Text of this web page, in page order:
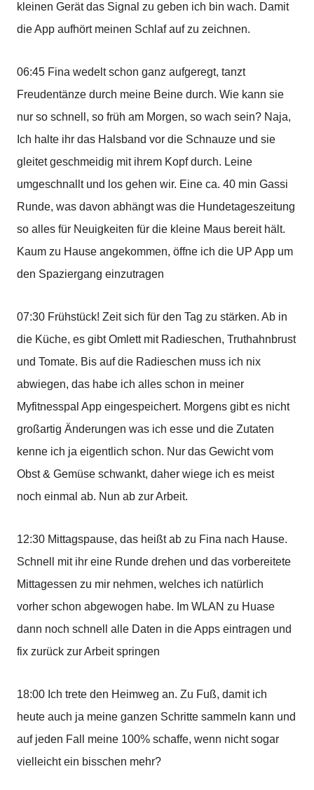
kleinen Gerät das Signal zu geben ich bin wach. Damit
die App aufhört meinen Schlaf auf zu zeichnen.
06:45 Fina wedelt schon ganz aufgeregt, tanzt
Freudentänze durch meine Beine durch. Wie kann sie
nur so schnell, so früh am Morgen, so wach sein? Naja,
Ich halte ihr das Halsband vor die Schnauze und sie
gleitet geschmeidig mit ihrem Kopf durch. Leine
umgeschnallt und los gehen wir. Eine ca. 40 min Gassi
Runde, was davon abhängt was die Hundetageszeitung
so alles für Neuigkeiten für die kleine Maus bereit hält.
Kaum zu Hause angekommen, öffne ich die UP App um
den Spaziergang einzutragen
07:30 Frühstück! Zeit sich für den Tag zu stärken. Ab in
die Küche, es gibt Omlett mit Radieschen, Truthahnbrust
und Tomate. Bis auf die Radieschen muss ich nix
abwiegen, das habe ich alles schon in meiner
Myfitnesspal App eingespeichert. Morgens gibt es nicht
großartig Änderungen was ich esse und die Zutaten
kenne ich ja eigentlich schon. Nur das Gewicht vom
Obst & Gemüse schwankt, daher wiege ich es meist
noch einmal ab. Nun ab zur Arbeit.
12:30 Mittagspause, das heißt ab zu Fina nach Hause.
Schnell mit ihr eine Runde drehen und das vorbereitete
Mittagessen zu mir nehmen, welches ich natürlich
vorher schon abgewogen habe. Im WLAN zu Huase
dann noch schnell alle Daten in die Apps eintragen und
fix zurück zur Arbeit springen
18:00 Ich trete den Heimweg an. Zu Fuß, damit ich
heute auch ja meine ganzen Schritte sammeln kann und
auf jeden Fall meine 100% schaffe, wenn nicht sogar
vielleicht ein bisschen mehr?